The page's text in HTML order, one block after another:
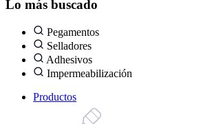
Lo más buscado
Pegamentos
Selladores
Adhesivos
Impermeabilización
Productos